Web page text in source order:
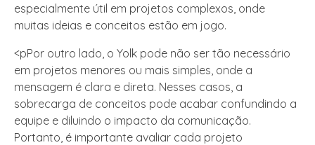
especialmente útil em projetos complexos, onde
muitas ideias e conceitos estão em jogo.
<pPor outro lado, o Yolk pode não ser tão necessário
em projetos menores ou mais simples, onde a
mensagem é clara e direta. Nesses casos, a
sobrecarga de conceitos pode acabar confundindo a
equipe e diluindo o impacto da comunicação.
Portanto, é importante avaliar cada projeto